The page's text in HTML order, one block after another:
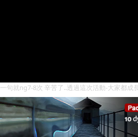
一句就ng7-8次 辛苦了..透過這次活動-大家都成